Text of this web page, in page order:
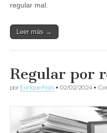
regular mal.
Leer más →
Regular por
por Enrique Feás • 02/02/2024•